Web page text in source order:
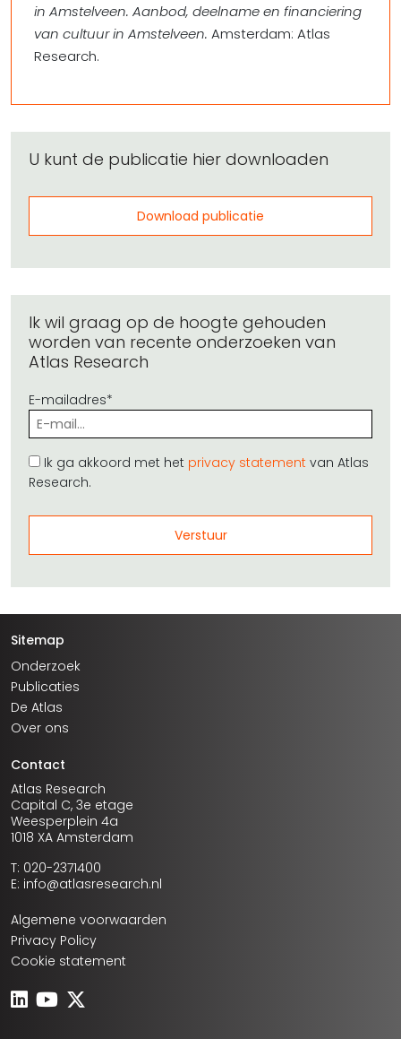
in Amstelveen. Aanbod, deelname en financiering
van cultuur in Amstelveen. Amsterdam: Atlas
Research.
U kunt de publicatie hier downloaden
Download publicatie
Ik wil graag op de hoogte gehouden
worden van recente onderzoeken van
Atlas Research
E-mailadres*
Ik ga akkoord met het privacy statement van Atlas
Research.
Sitemap
Onderzoek
Publicaties
De Atlas
Over ons
Contact
Atlas Research
Capital C, 3e etage
Weesperplein 4a
1018 XA Amsterdam
T: 020-2371400
E: info@atlasresearch.nl
Algemene voorwaarden
Privacy Policy
Cookie statement